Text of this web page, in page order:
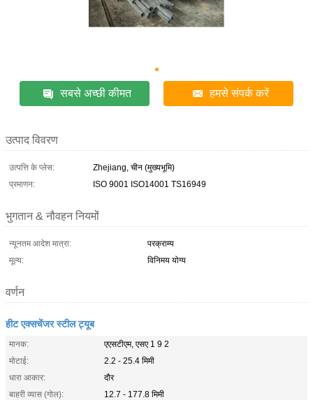
सबसे अच्छी कीमत हमसे संपर्क करें
उत्पाद विवरण
उत्पत्ति के प्लेस:
Zhejiang, चीन (मुख्यभूमि)
प्रमाणन:
ISO 9001 ISO14001 TS16949
भुगतान & नौवहन नियमों
न्यूनतम आदेश मात्रा:
परक्राम्य
मूल्य:
विनिमय योग्य
वर्णन
हीट एक्सचेंजर स्टील ट्यूब
मानक:
एएसटीएम, एसए 1 9 2
मोटाई:
2.2 - 25.4 मिमी
धारा आकार:
दौर
बाहरी व्यास (गोल):
12.7 - 177.8 मिमी